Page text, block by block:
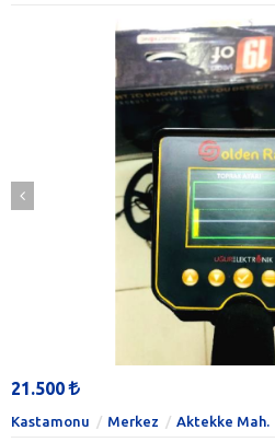
21.500
Kastamonu Merkez Aktekke Mah.